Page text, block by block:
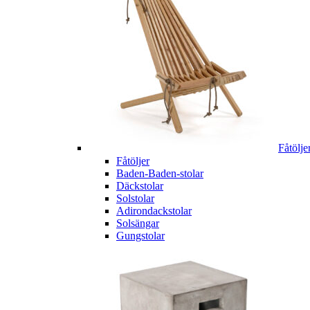
Fåtöljer
Baden-Baden-stolar
Däckstolar
Solstolar
Adirondackstolar
Solsängar
Gungstolar